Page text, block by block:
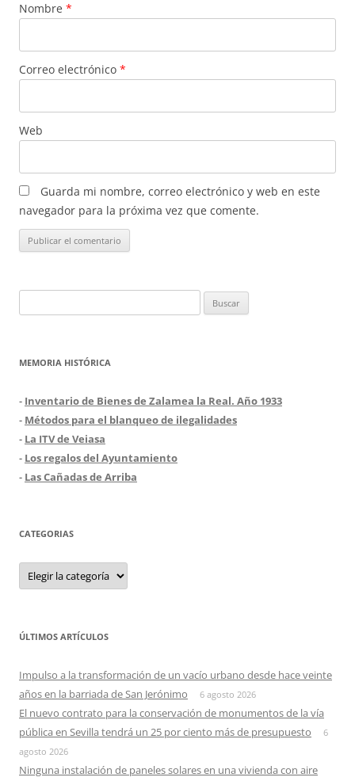
Nombre *
Correo electrónico *
Web
Guarda mi nombre, correo electrónico y web en este
navegador para la próxima vez que comente.
MEMORIA HISTÓRICA
- Inventario de Bienes de Zalamea la Real. Año 1933
- Métodos para el blanqueo de ilegalidades
- La ITV de Veiasa
- Los regalos del Ayuntamiento
- Las Cañadas de Arriba
CATEGORIAS
Categorias
ÚLTIMOS ARTÍCULOS
Impulso a la transformación de un vacío urbano desde hace veinte
años en la barriada de San Jerónimo
6 agosto 2026
El nuevo contrato para la conservación de monumentos de la vía
pública en Sevilla tendrá un 25 por ciento más de presupuesto
6
agosto 2026
Ninguna instalación de paneles solares en una vivienda con aire